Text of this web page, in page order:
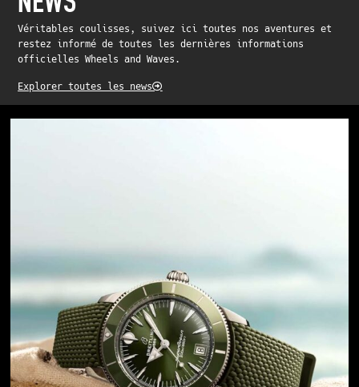
Véritables coulisses, suivez ici toutes nos aventures et
restez informé de toutes les dernières informations
officielles Wheels and Waves.
Explorer toutes les news